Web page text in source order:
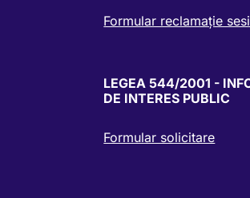
Formular reclamație
LEGEA 544/2001 -
DE INTERES PUBLIC
Formular solicitare